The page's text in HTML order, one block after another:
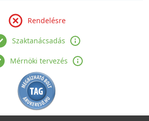
Rendelésre
Szaktanácsadás
Mérnöki tervezés